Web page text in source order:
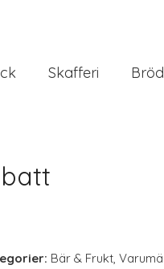
Skafferi
Bär & Frukt,